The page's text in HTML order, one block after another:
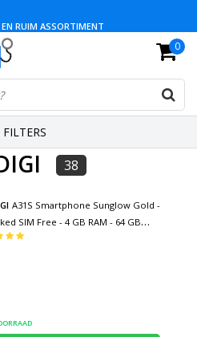
0
FILTERS
38
A31S Smartphone Sunglow Gold -
SIM Free - 4 GB RAM - 64 GB
- 16MP Camera - 5150mAh Batterij -